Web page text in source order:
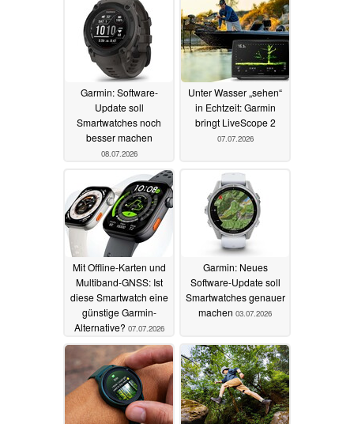
Garmin: Software-
Update soll
Smartwatches noch
besser machen
08.07.2026
Unter Wasser „sehen“
in Echtzeit: Garmin
bringt LiveScope 2
07.07.2026
Mit Offline-Karten und
Multiband-GNSS: Ist
diese Smartwatch eine
günstige Garmin-
Alternative? 07.07.2026
Garmin: Neues
Software-Update soll
Smartwatches genauer
machen 03.07.2026